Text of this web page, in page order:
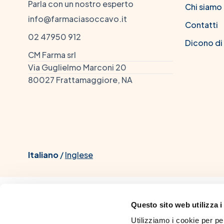
Questo sito web utilizza i
Utilizziamo i cookie per
Parla con un nostro esperto
info@farmaciasoccavo.it
02 47950 912
CM Farma srl
Via Guglielmo Marconi 20
80027 Frattamaggiore, NA
Chi siamo
Contatti
Dicono di
Italiano/Inglese
Dott. Chiacchio Mario,
dall'Università di